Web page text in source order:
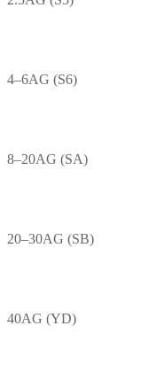
4–6AG (S6)
8–20AG (SA)
20–30AG (SB)
40AG (YD)